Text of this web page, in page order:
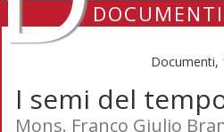
DOCUMENTI
Documenti,
I semi del
Mons. Franco Giulio